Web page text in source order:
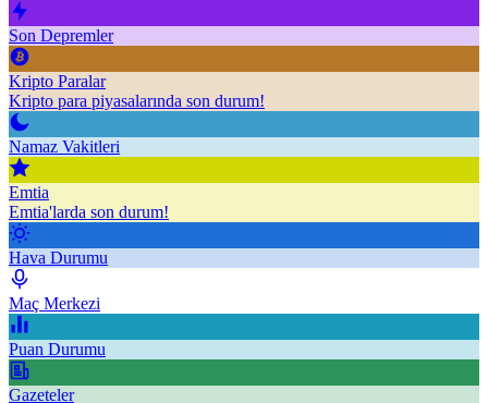
Son Depremler
Kripto Paralar
Kripto para piyasalarında son durum!
Namaz Vakitleri
Emtia
Emtia'larda son durum!
Hava Durumu
Maç Merkezi
Puan Durumu
Gazeteler